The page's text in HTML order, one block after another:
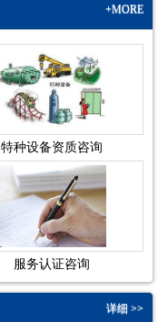
+MORE
特种设备资质咨询
服务认证咨询
详细 >>